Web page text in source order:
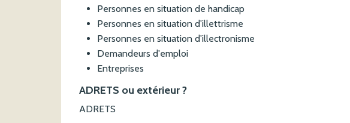
Personnes en situation de handicap
Personnes en situation d'illettrisme
Personnes en situation d'illectronisme
Demandeurs d'emploi
Entreprises
ADRETS ou extérieur ?
ADRETS